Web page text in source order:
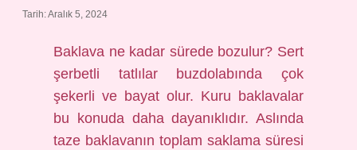
Tarih: Aralık 5, 2024
Baklava ne kadar sürede bozulur? Sert
şerbetli tatlılar buzdolabında çok
şekerli ve bayat olur. Kuru baklavalar
bu konuda daha dayanıklıdır. Aslında
taze baklavanın toplam saklama süresi